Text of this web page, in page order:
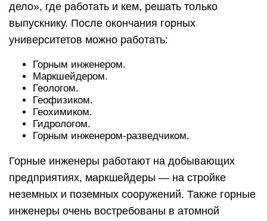
дело», где работать и кем, решать только
выпускнику. После окончания горных
университетов можно работать:
Горным инженером.
Маркшейдером.
Геологом.
Геофизиком.
Геохимиком.
Гидрологом.
Горным инженером-разведчиком.
Горные инженеры работают на добывающих
предприятиях, маркшейдеры — на стройке
неземных и поземных сооружений. Также горные
инженеры очень востребованы в атомной